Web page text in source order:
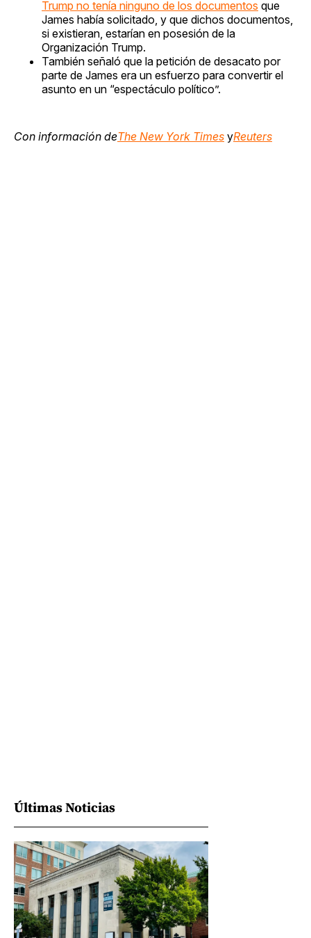
Trump no tenía ninguno de los documentos que
James había solicitado, y que dichos documentos,
si existieran, estarían en posesión de la
Organización Trump.
También señaló que la petición de desacato por
parte de James era un esfuerzo para convertir el
asunto en un “espectáculo político”.
Con información deThe New York Times yReuters
Últimas Noticias